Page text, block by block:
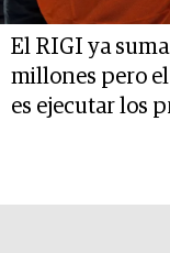
El RIGI ya
millones pero
es ejecutar los